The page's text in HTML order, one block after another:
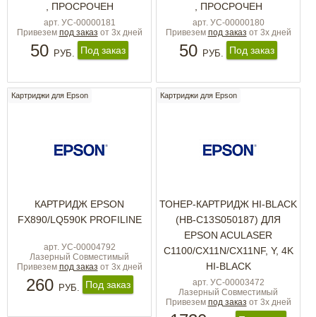
, ПРОСРОЧЕН
арт. УС-00000181
Привезем под заказ от 3х дней
50 РУБ. Под заказ
, ПРОСРОЧЕН
арт. УС-00000180
Привезем под заказ от 3х дней
50 РУБ. Под заказ
Картриджи для Epson
КАРТРИДЖ EPSON
FX890/LQ590K PROFILINE
арт. УС-00004792
Лазерный Совместимый
Привезем под заказ от 3х дней
260 РУБ. Под заказ
Картриджи для Epson
ТОНЕР-КАРТРИДЖ HI-BLACK
(HB-C13S050187) ДЛЯ
EPSON ACULASER
C1100/CX11N/CX11NF, Y, 4K
HI-BLACK
арт. УС-00003472
Лазерный Совместимый
Привезем под заказ от 3х дней